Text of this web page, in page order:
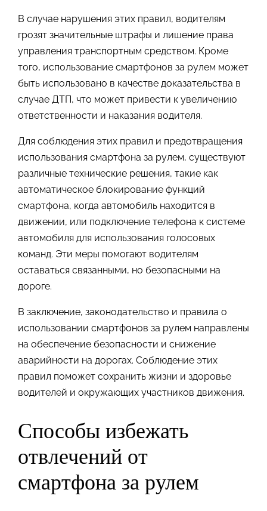
В случае нарушения этих правил, водителям
грозят значительные штрафы и лишение права
управления транспортным средством. Кроме
того, использование смартфонов за рулем может
быть использовано в качестве доказательства в
случае ДТП, что может привести к увеличению
ответственности и наказания водителя.
Для соблюдения этих правил и предотвращения
использования смартфона за рулем, существуют
различные технические решения, такие как
автоматическое блокирование функций
смартфона, когда автомобиль находится в
движении, или подключение телефона к системе
автомобиля для использования голосовых
команд. Эти меры помогают водителям
оставаться связанными, но безопасными на
дороге.
В заключение, законодательство и правила о
использовании смартфонов за рулем направлены
на обеспечение безопасности и снижение
аварийности на дорогах. Соблюдение этих
правил поможет сохранить жизни и здоровье
водителей и окружающих участников движения.
Способы избежать
отвлечений от
смартфона за рулем